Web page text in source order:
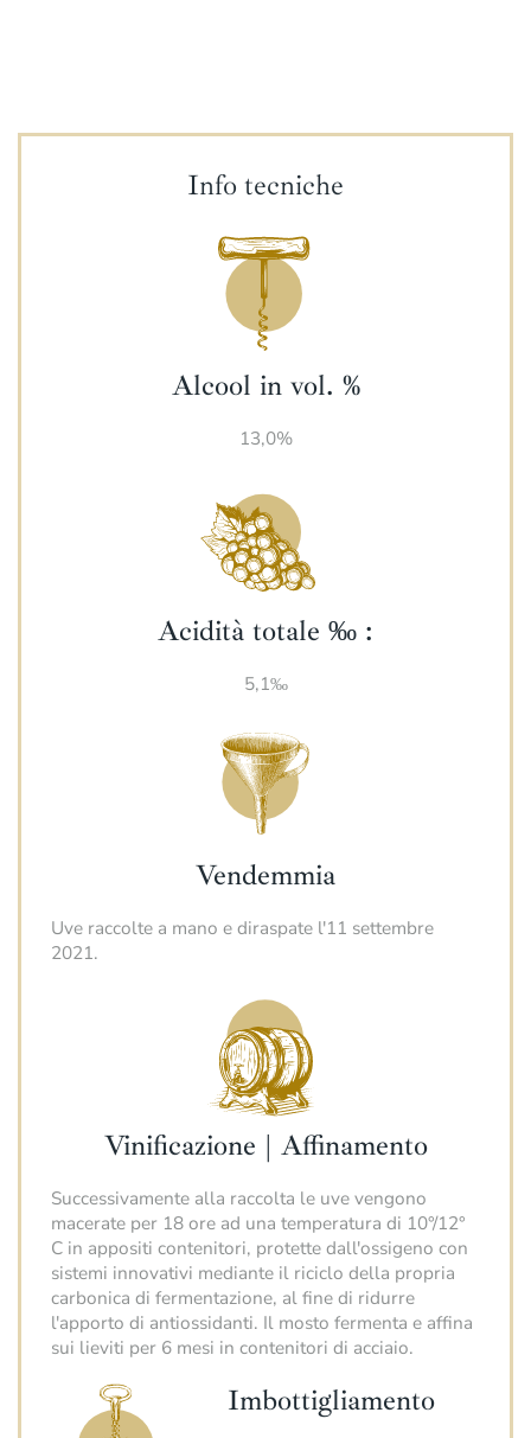
Info tecniche
Alcool in vol. %
13,0%
Acidità totale ‰ :
5,1‰
Vendemmia
Uve raccolte a mano e diraspate l'11 settembre
2021.
Vinificazione | Affinamento
Successivamente alla raccolta le uve vengono
macerate per 18 ore ad una temperatura di 10°/12°
C in appositi contenitori, protette dall'ossigeno con
sistemi innovativi mediante il riciclo della propria
carbonica di fermentazione, al fine di ridurre
l'apporto di antiossidanti. Il mosto fermenta e affina
sui lieviti per 6 mesi in contenitori di acciaio.
Imbottigliamento